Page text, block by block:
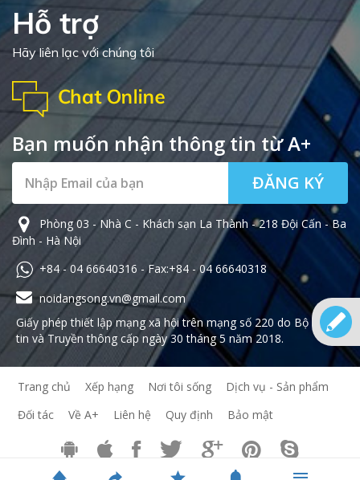
Hỗ trợ
Hãy liên lạc với chúng tôi
Bạn muốn nhận thông tin từ A+
ĐĂNG KÝ
Phòng 03 - Nhà C - Khách sạn La Thành - 218 Đội Cấn - Ba
Đình - Hà Nội
+84 - 04 66640316 - Fax:+84 - 04 66640318
noidangsong.vn@gmail.com
Giấy phép thiết lập mạng xã hội trên mạng số 220 do Bộ Thông
tin và Truyền thông cấp ngày 30 tháng 5 năm 2018.
Trang chủ Xếp hạng Nơi tôi sống
Dịch vụ - Sản phẩm
Đối tác
Về A+ Liên hệ Quy định Bảo mật